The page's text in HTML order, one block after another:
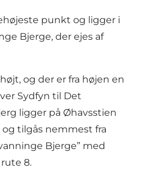
punkt og ligger i
Bjerge, der ejes af
og der er fra højen en
Sydfyn til Det
ligger på Øhavsstien
og tilgås nemmest fra
Bjerge” med
8.